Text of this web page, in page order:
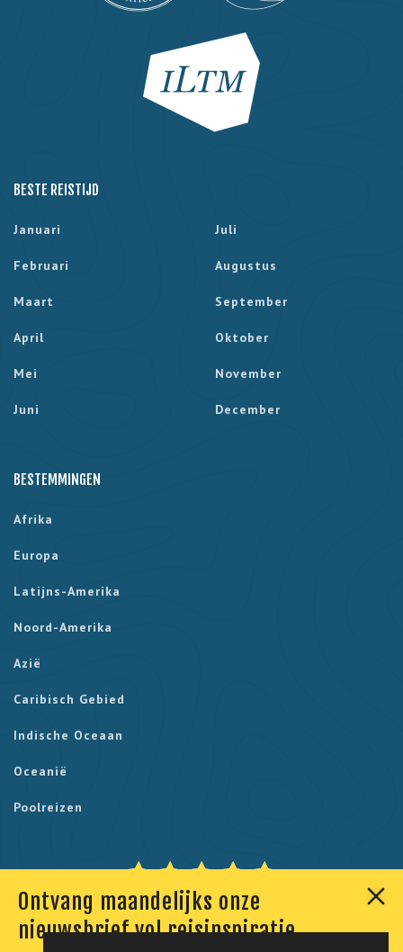
Ontvang maandelijks onze
nieuwsbrief vol reisinspiratie,
BESTE REISTIJD
Januari
Februari
Maart
April
Mei
Juni
Juli
Augustus
September
Oktober
November
December
BESTEMMINGEN
Afrika
Europa
Latijns-Amerika
Noord-Amerika
Azië
Caribisch Gebied
Indische Oceaan
Oceanië
Poolreizen
Onze klanten geven ons een 9,7. Berekend uit 230